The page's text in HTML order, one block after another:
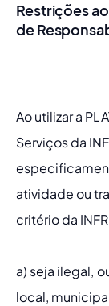
Restrições
de
Ao utilizar a
Serviços da
atividade ou
critério da
a) seja ilegal,
local,